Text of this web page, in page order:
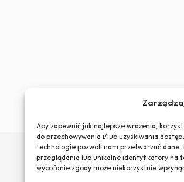
Aby zapewnić jak najlepsze wrażenia,
do przechowywania i/lub uzyskiwania
technologie pozwoli nam przetwarzać dane,
przeglądania lub unikalne identyfikatory na
wycofanie zgody może niekorzystnie